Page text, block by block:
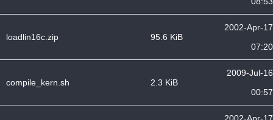
loadlin16c.zip 95.6 KiB
2002-Apr-17
07:20
compile_kern.sh 2.3 KiB
2009-Jul-16
00:57